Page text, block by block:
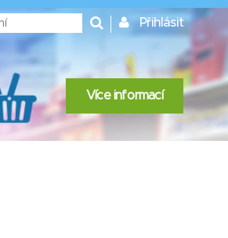
Přihlásit
Více informací